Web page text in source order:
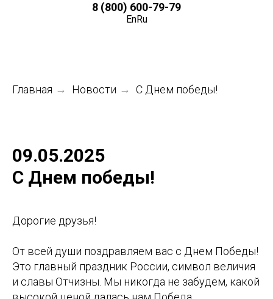
8 (800) 600-79-79
EnRu
Главная → Новости → С Днем победы!
09.05.2025
С Днем победы!
Дорогие друзья!
От всей души поздравляем вас с Днем Победы!
Это главный праздник России, символ величия
и славы Отчизны. Мы никогда не забудем, какой